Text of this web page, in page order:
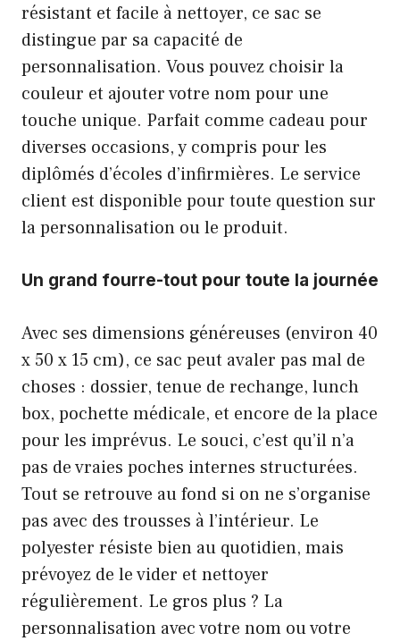
résistant et facile à nettoyer, ce sac se
distingue par sa capacité de
personnalisation. Vous pouvez choisir la
couleur et ajouter votre nom pour une
touche unique. Parfait comme cadeau pour
diverses occasions, y compris pour les
diplômés d’écoles d’infirmières. Le service
client est disponible pour toute question sur
la personnalisation ou le produit.
Un grand fourre-tout pour toute la journée
Avec ses dimensions généreuses (environ 40
x 50 x 15 cm), ce sac peut avaler pas mal de
choses : dossier, tenue de rechange, lunch
box, pochette médicale, et encore de la place
pour les imprévus. Le souci, c’est qu’il n’a
pas de vraies poches internes structurées.
Tout se retrouve au fond si on ne s’organise
pas avec des trousses à l’intérieur. Le
polyester résiste bien au quotidien, mais
prévoyez de le vider et nettoyer
régulièrement. Le gros plus ? La
personnalisation avec votre nom ou votre